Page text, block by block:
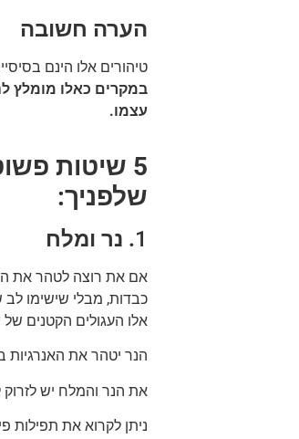
הערה חשובה
טיהורים אלו הינם
במקרים כאלו מומלץ
עצמו.
5 שיטות
שלפניך:
1. נר ומלח
אם את רוצה לטהר את
כבדות, מבלי שישימו
אלו העגולים הקטנים
הנר יטהר את
את הנר והמלח יש
ניתן לקרוא את תפילות